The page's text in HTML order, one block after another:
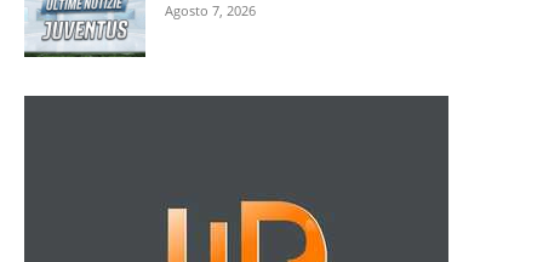
Agosto 7, 2026